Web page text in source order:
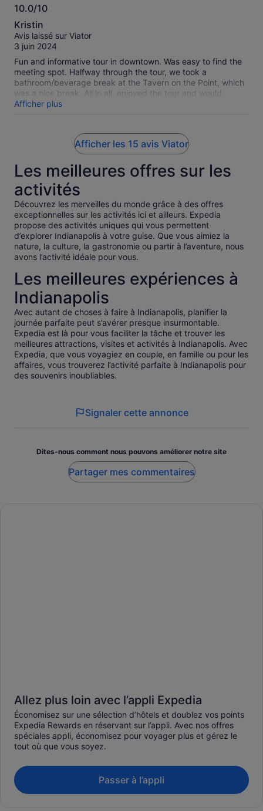
to do that doesn’t involve seeing a sports team or alcohol
definitely a bonus ! Rob has great recommendations of
restaurants and other activities to do while in Indy. He is
definitely a wealth of information. Jamie and family
10.0/10
10.0
sur
10
Kristin
Avis laissé sur Viator
3 juin 2024
Fun and informative tour in downtown. Was easy to find the
meeting spot. Halfway through the tour, we took a
bathroom/beverage break at the Tavern on the Point, which
was a nice break. All in all, enjoyed the tour and would
recommend.
Afficher plus
Afficher les 15 avis Viator
Les meilleures offres sur les
activités
Découvrez les merveilles du monde grâce à des offres
exceptionnelles sur les activités ici et ailleurs. Expedia
propose des activités uniques qui vous permettent
d’explorer Indianapolis à votre guise. Que vous aimiez la
nature, la culture, la gastronomie ou partir à l’aventure, nous
avons l’activité idéale pour vous.
Les meilleures expériences à
Indianapolis
Avec autant de choses à faire à Indianapolis, planifier la
journée parfaite peut s’avérer presque insurmontable.
Expedia est là pour vous faciliter la tâche et trouver les
meilleures attractions, visites et activités à Indianapolis. Avec
Expedia, que vous voyagiez en couple, en famille ou pour les
affaires, vous trouverez l’activité parfaite à Indianapolis pour
des souvenirs inoubliables.
Signaler cette annonce
Dites-nous comment nous pouvons améliorer notre site
Partager mes commentaires
Allez plus loin avec l’appli Expedia
Économisez sur une sélection d’hôtels et doublez vos points
Expedia Rewards en réservant sur l’appli. Avec nos offres
spéciales appli, économisez pour voyager plus et gérez le
tout où que vous soyez.
Passer à l’appli